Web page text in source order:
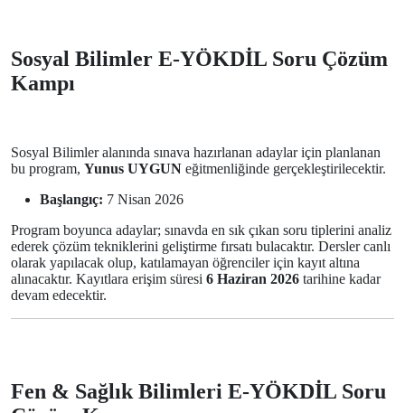
Sosyal Bilimler E-YÖKDİL Soru Çözüm
Kampı
Sosyal Bilimler alanında sınava hazırlanan adaylar için planlanan
bu program, Yunus UYGUN eğitmenliğinde gerçekleştirilecektir.
Başlangıç: 7 Nisan 2026
Program boyunca adaylar; sınavda en sık çıkan soru tiplerini analiz
ederek çözüm tekniklerini geliştirme fırsatı bulacaktır. Dersler canlı
olarak yapılacak olup, katılamayan öğrenciler için kayıt altına
alınacaktır. Kayıtlara erişim süresi 6 Haziran 2026 tarihine kadar
devam edecektir.
Fen & Sağlık Bilimleri E-YÖKDİL Soru